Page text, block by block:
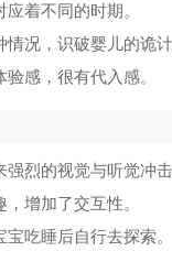
着不同的时期。
况，识破婴儿的诡计
感，很有代入感。
烈的视觉与听觉冲击
增加了交互性。
吃睡后自行去探索。